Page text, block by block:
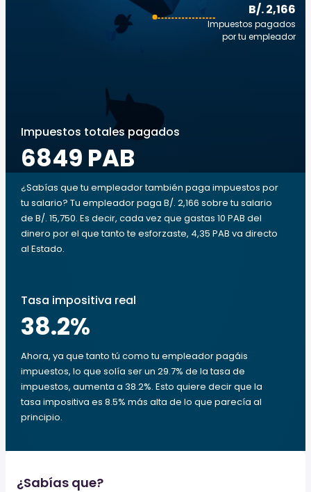
B/. 2,166
Impuestos pagados
por tu empleador
Impuestos totales pagados
6849 PAB
¿Sabías que tu empleador también paga impuestos por
tu salario? Tu empleador paga B/. 2,166 sobre tu salario
de B/. 15,750. Es decir, cada vez que gastas 10 PAB del
dinero por el que tanto te esforzaste, 4,35 PAB va directo
al Estado.
Tasa impositiva real
38.2%
Ahora, ya que tanto tú como tu empleador pagáis
impuestos, lo que solía ser un 29.7% de la tasa de
impuestos, aumenta a 38.2%. Esto quiere decir que la
tasa impositiva es 8.5% más alta de lo que parecía al
principio.
¿Sabías que?